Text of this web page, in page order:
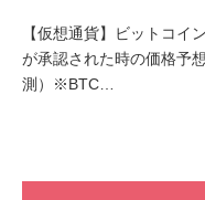
【仮想通貨】ビットコイ
が承認された時の価格予
測）※BTC…